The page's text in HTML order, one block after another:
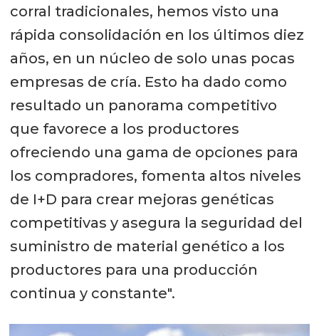
corral tradicionales, hemos visto una
rápida consolidación en los últimos diez
años, en un núcleo de solo unas pocas
empresas de cría. Esto ha dado como
resultado un panorama competitivo
que favorece a los productores
ofreciendo una gama de opciones para
los compradores, fomenta altos niveles
de I+D para crear mejoras genéticas
competitivas y asegura la seguridad del
suministro de material genético a los
productores para una producción
continua y constante".